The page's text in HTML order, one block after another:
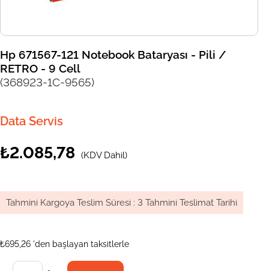
Hp 671567-121 Notebook Bataryası - Pili /
RETRO - 9 Cell
(368923-1C-9565)
Data Servis
₺2.085,78 (KDV Dahil)
Tahmini Kargoya Teslim Süresi : 3 Tahmini Teslimat Tarihi
₺695,26 'den başlayan taksitlerle